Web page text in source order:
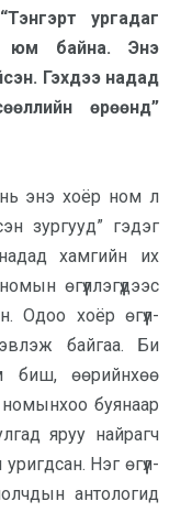
урга­даг
юм байна. Энэ
Гэхдээ надад
өрөөнд”
энэ хоёр ном л
зургууд” гэдэг
хамгийн их
өгүүллэгүүдээс
Одоо хоёр өгүүл­
бай­гаа. Би
биш, өөрийнхөө
буя­наар
яруу най­рагч
Нэг өгүүл­
антологид